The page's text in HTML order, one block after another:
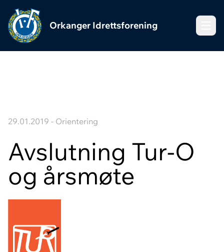
Orkanger Idrettsforening
29.01.2019 - Orientering
Avslutning Tur-O
og årsmøte